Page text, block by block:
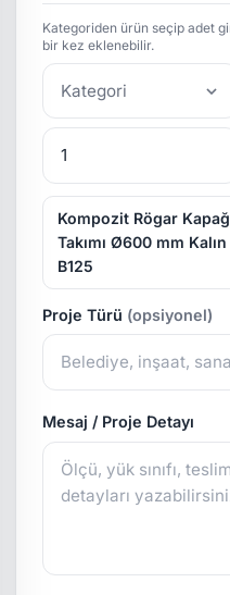
Kategoriden ürün seçip adet
bir kez eklenebilir.
Kategori
Kompozit Rögar
Takımı Ø600 mm
B125
Proje Türü (opsiyonel)
Mesaj / Proje Detayı